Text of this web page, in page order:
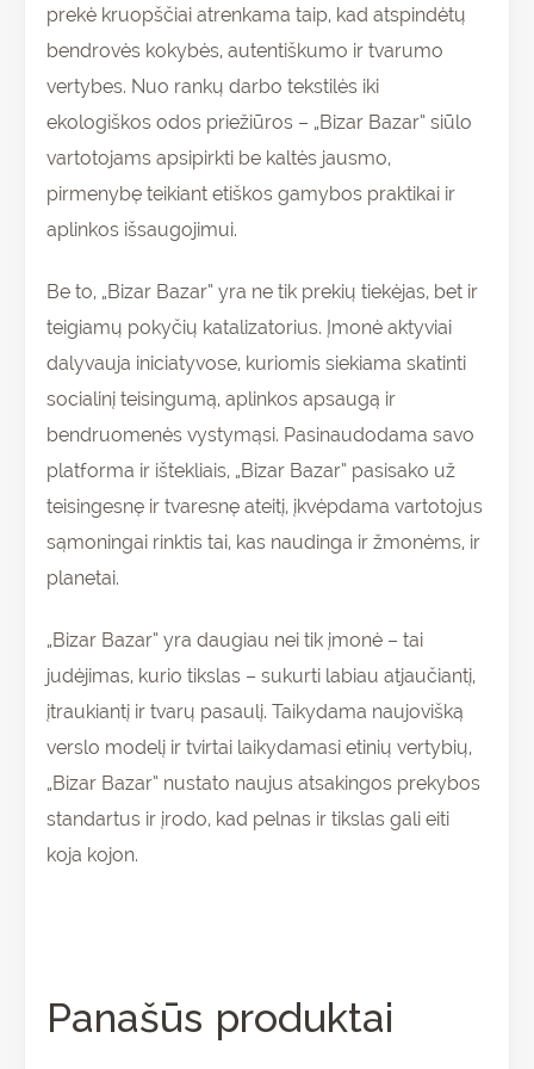
prekė kruopščiai atrenkama taip, kad atspindėtų
bendrovės kokybės, autentiškumo ir tvarumo
vertybes. Nuo rankų darbo tekstilės iki
ekologiškos odos priežiūros – „Bizar Bazar” siūlo
vartotojams apsipirkti be kaltės jausmo,
pirmenybę teikiant etiškos gamybos praktikai ir
aplinkos išsaugojimui.
Be to, „Bizar Bazar” yra ne tik prekių tiekėjas, bet ir
teigiamų pokyčių katalizatorius. Įmonė aktyviai
dalyvauja iniciatyvose, kuriomis siekiama skatinti
socialinį teisingumą, aplinkos apsaugą ir
bendruomenės vystymąsi. Pasinaudodama savo
platforma ir ištekliais, „Bizar Bazar” pasisako už
teisingesnę ir tvaresnę ateitį, įkvėpdama vartotojus
sąmoningai rinktis tai, kas naudinga ir žmonėms, ir
planetai.
„Bizar Bazar” yra daugiau nei tik įmonė – tai
judėjimas, kurio tikslas – sukurti labiau atjaučiantį,
įtraukiantį ir tvarų pasaulį. Taikydama naujovišką
verslo modelį ir tvirtai laikydamasi etinių vertybių,
„Bizar Bazar” nustato naujus atsakingos prekybos
standartus ir įrodo, kad pelnas ir tikslas gali eiti
koja kojon.
Panašūs produktai